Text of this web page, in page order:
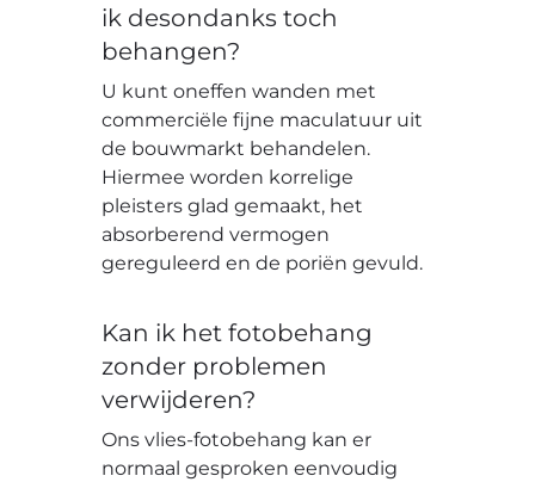
ik desondanks toch
behangen?
U kunt oneffen wanden met
commerciële fijne maculatuur uit
de bouwmarkt behandelen.
Hiermee worden korrelige
pleisters glad gemaakt, het
absorberend vermogen
gereguleerd en de poriën gevuld.
Kan ik het fotobehang
zonder problemen
verwijderen?
Ons vlies-fotobehang kan er
normaal gesproken eenvoudig